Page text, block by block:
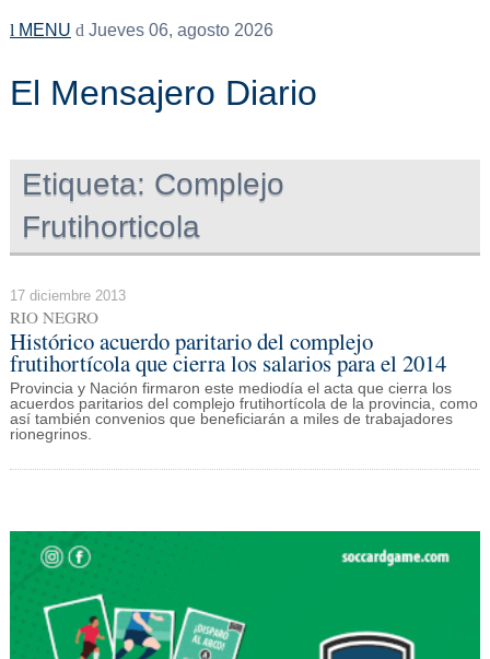
MENU Jueves 06, agosto 2026
El Mensajero Diario
Etiqueta: Complejo
Frutihorticola
17 diciembre 2013
RIO NEGRO
Histórico acuerdo paritario del complejo
frutihortícola que cierra los salarios para el 2014
Provincia y Nación firmaron este mediodía el acta que cierra los
acuerdos paritarios del complejo frutihortícola de la provincia, como
así también convenios que beneficiarán a miles de trabajadores
rionegrinos.